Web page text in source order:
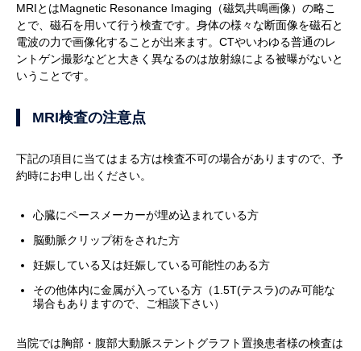
MRIとはMagnetic Resonance Imaging（磁気共鳴画像）の略こ
とで、磁石を用いて行う検査です。身体の様々な断面像を磁石と
電波の力で画像化することが出来ます。CTやいわゆる普通のレ
ントゲン撮影などと大きく異なるのは放射線による被曝がないと
いうことです。
MRI検査の注意点
下記の項目に当てはまる方は検査不可の場合がありますので、予
約時にお申し出ください。
心臓にペースメーカーが埋め込まれている方
脳動脈クリップ術をされた方
妊娠している又は妊娠している可能性のある方
その他体内に金属が入っている方（1.5T(テスラ)のみ可能な
場合もありますので、ご相談下さい）
当院では胸部・腹部大動脈ステントグラフト置換患者様の検査は